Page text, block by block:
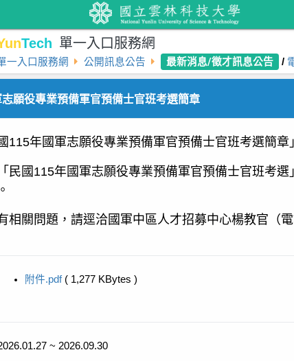
Tech 單一入口服務網
一入口服務網 公開訊息公告 最新消息/徵才訊息公告 /
願役專業預備軍官預備士官班考選簡章
115年國軍志願役專業預備軍官預備士官班考選簡章」
民國115年國軍志願役專業預備軍官預備士官班考
相關問題，請逕洽國軍中區人才招募中心楊教官（
附件.pdf ( 1,277 KBytes )
~ 2026.09.30